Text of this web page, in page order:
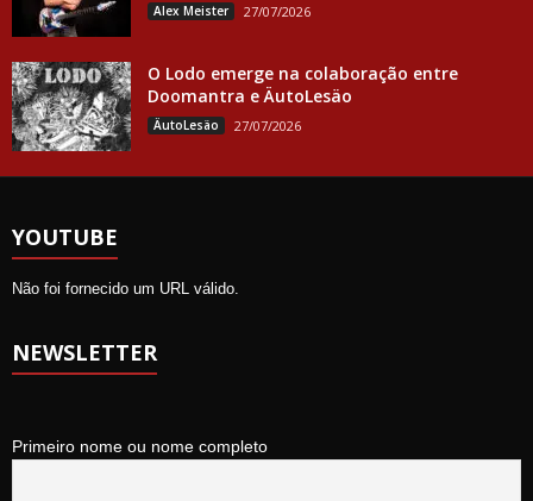
Alex Meister 27/07/2026
O Lodo emerge na colaboração entre
Doomantra e ÄutoLesäo
ÄutoLesäo 27/07/2026
YOUTUBE
Não foi fornecido um URL válido.
NEWSLETTER
Primeiro nome ou nome completo